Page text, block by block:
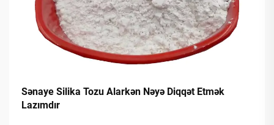
Sənaye Silika Tozu Alarkən Nəyə Diqqət Etmək
Lazımdır